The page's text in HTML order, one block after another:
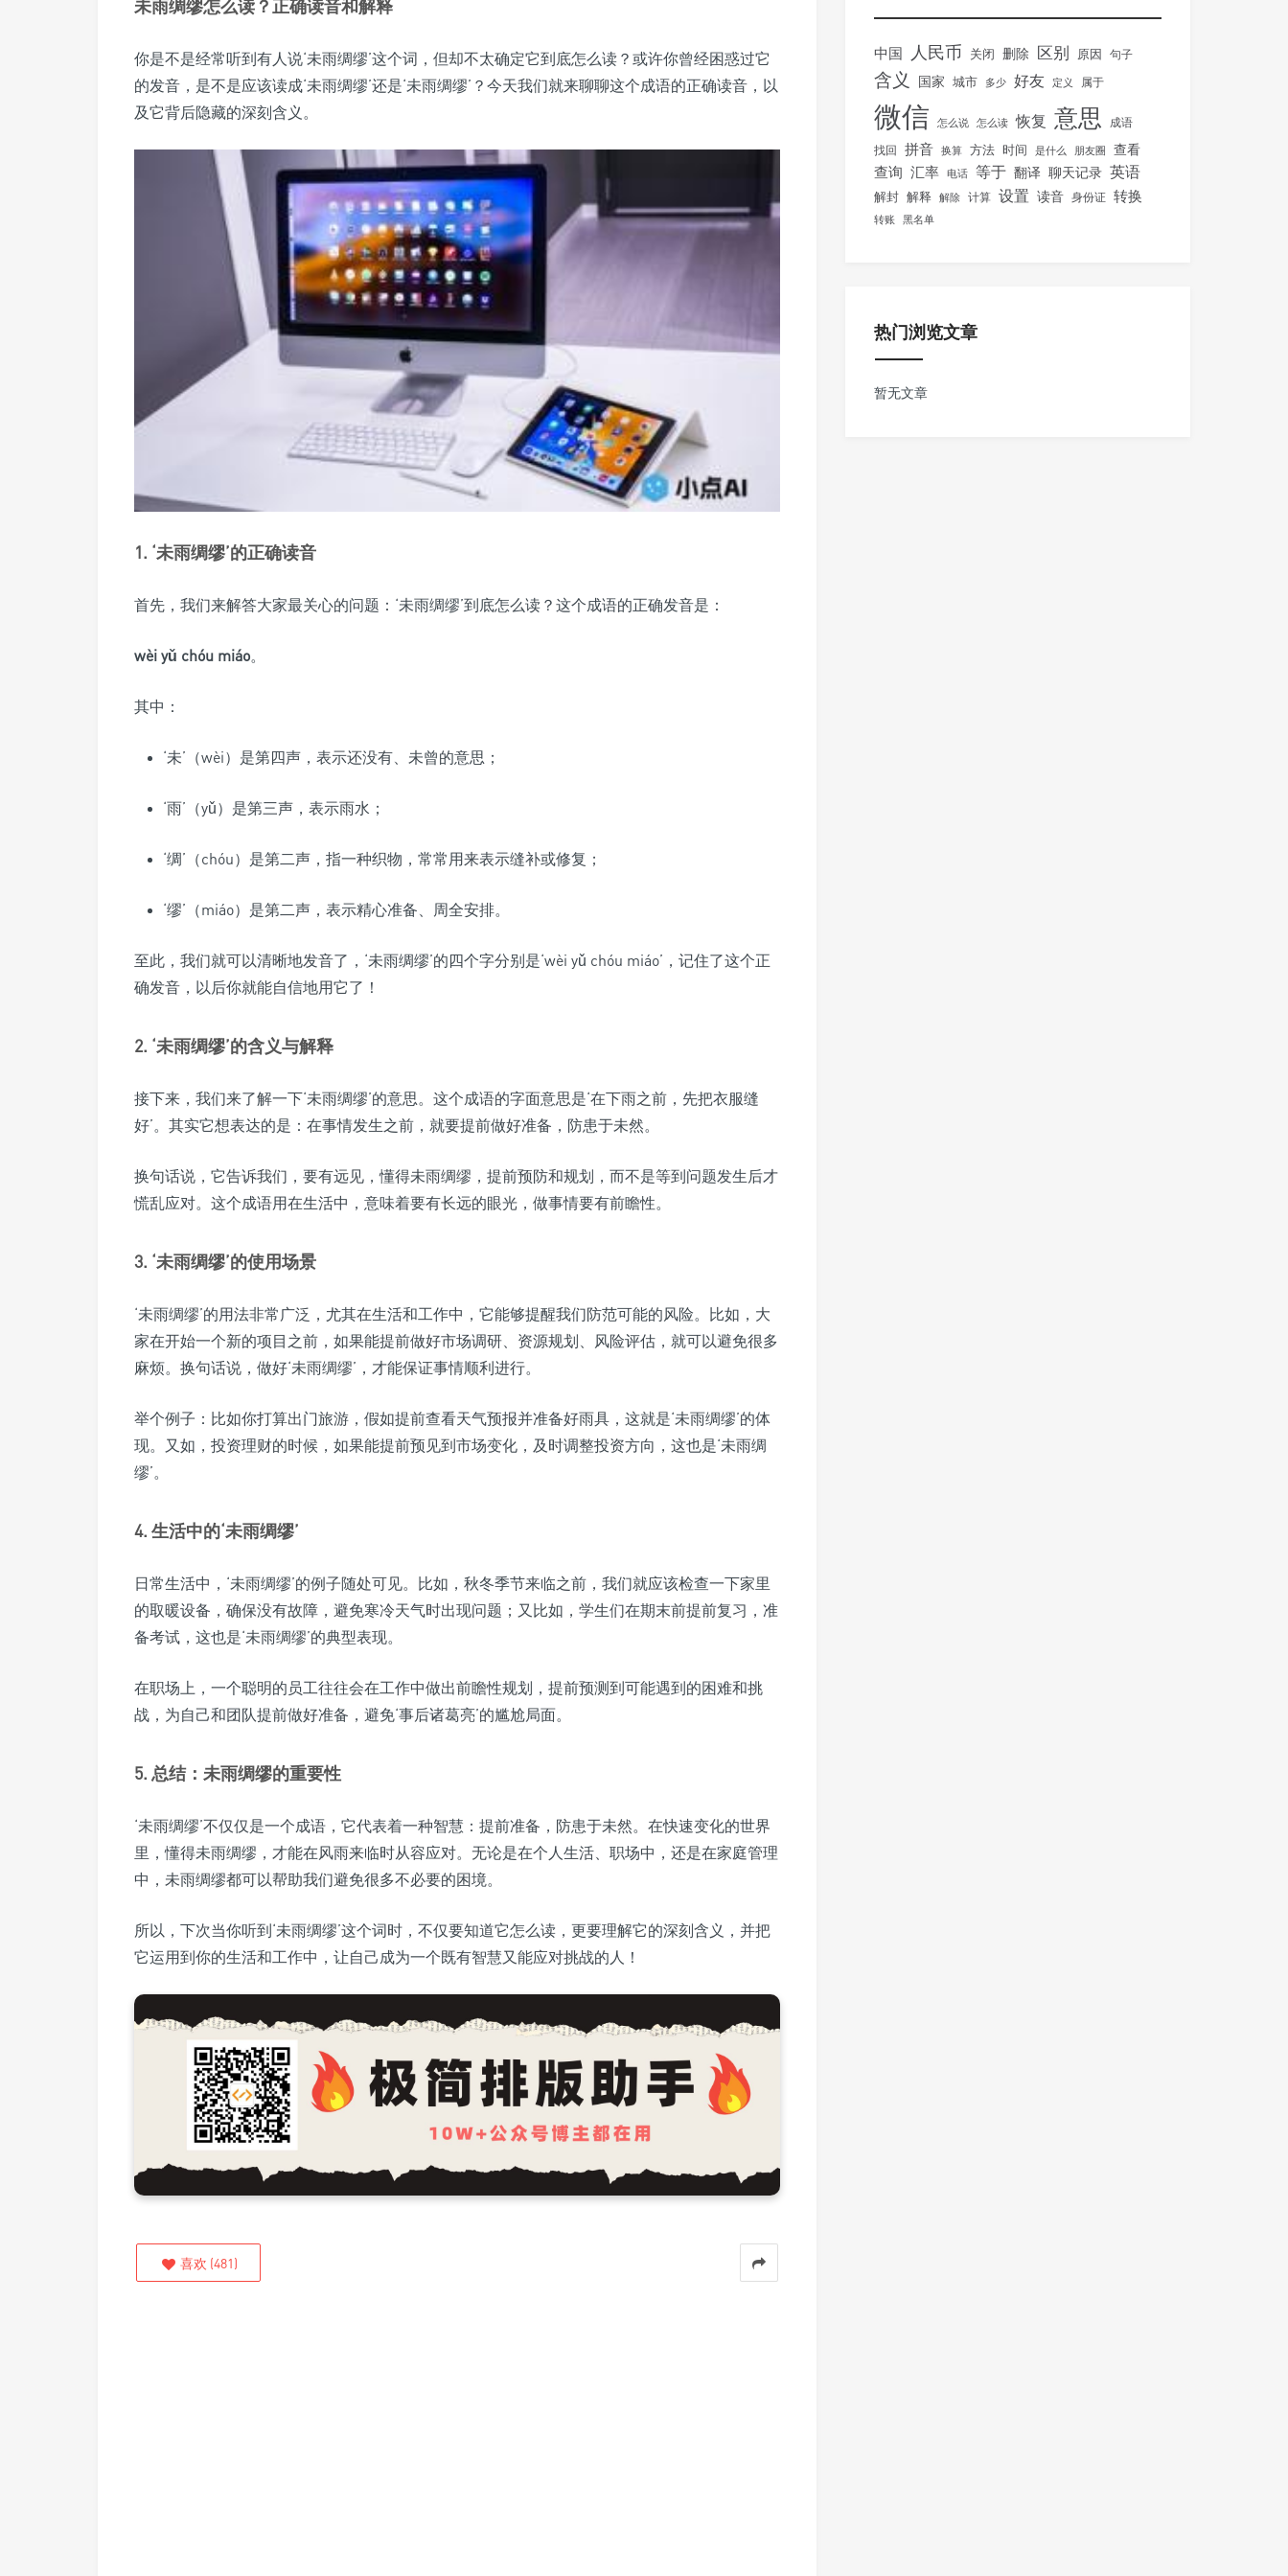
未雨绸缪怎么读？正确读音和解释
你是不是经常听到有人说‘未雨绸缪’这个词，但却不太确定它到底怎么读？或许你曾经困惑过它
的发音，是不是应该读成‘未雨绸缪’还是‘未雨绸缪’？今天我们就来聊聊这个成语的正确读音，以
及它背后隐藏的深刻含义。
1. ‘未雨绸缪’的正确读音
首先，我们来解答大家最关心的问题：‘未雨绸缪’到底怎么读？这个成语的正确发音是：
wèi yǔ chóu miáo。
其中：
‘未’（wèi）是第四声，表示还没有、未曾的意思；
‘雨’（yǔ）是第三声，表示雨水；
‘绸’（chóu）是第二声，指一种织物，常常用来表示缝补或修复；
‘缪’（miáo）是第二声，表示精心准备、周全安排。
至此，我们就可以清晰地发音了，‘未雨绸缪’的四个字分别是‘wèi yǔ chóu miáo’，记住了这个正
确发音，以后你就能自信地用它了！
2. ‘未雨绸缪’的含义与解释
接下来，我们来了解一下‘未雨绸缪’的意思。这个成语的字面意思是‘在下雨之前，先把衣服缝
好’。其实它想表达的是：在事情发生之前，就要提前做好准备，防患于未然。
换句话说，它告诉我们，要有远见，懂得未雨绸缪，提前预防和规划，而不是等到问题发生后才
慌乱应对。这个成语用在生活中，意味着要有长远的眼光，做事情要有前瞻性。
3. ‘未雨绸缪’的使用场景
‘未雨绸缪’的用法非常广泛，尤其在生活和工作中，它能够提醒我们防范可能的风险。比如，大
家在开始一个新的项目之前，如果能提前做好市场调研、资源规划、风险评估，就可以避免很多
麻烦。换句话说，做好‘未雨绸缪’，才能保证事情顺利进行。
举个例子：比如你打算出门旅游，假如提前查看天气预报并准备好雨具，这就是‘未雨绸缪’的体
现。又如，投资理财的时候，如果能提前预见到市场变化，及时调整投资方向，这也是‘未雨绸
缪’。
4. 生活中的‘未雨绸缪’
日常生活中，‘未雨绸缪’的例子随处可见。比如，秋冬季节来临之前，我们就应该检查一下家里
的取暖设备，确保没有故障，避免寒冷天气时出现问题；又比如，学生们在期末前提前复习，准
备考试，这也是‘未雨绸缪’的典型表现。
在职场上，一个聪明的员工往往会在工作中做出前瞻性规划，提前预测到可能遇到的困难和挑
战，为自己和团队提前做好准备，避免‘事后诸葛亮’的尴尬局面。
5. 总结：未雨绸缪的重要性
‘未雨绸缪’不仅仅是一个成语，它代表着一种智慧：提前准备，防患于未然。在快速变化的世界
里，懂得未雨绸缪，才能在风雨来临时从容应对。无论是在个人生活、职场中，还是在家庭管理
中，未雨绸缪都可以帮助我们避免很多不必要的困境。
所以，下次当你听到‘未雨绸缪’这个词时，不仅要知道它怎么读，更要理解它的深刻含义，并把
它运用到你的生活和工作中，让自己成为一个既有智慧又能应对挑战的人！
喜欢 (481)
中国 人民币 关闭 删除 区别 原因 句子
含义 国家 城市 多少 好友 定义 属于
微信 怎么说 怎么读 恢复 意思 成语
找回 拼音 换算 方法 时间 是什么 朋友圈 查看
查询 汇率 电话 等于 翻译 聊天记录 英语
解封 解释 解除 计算 设置 读音 身份证 转换
转账 黑名单
热门浏览文章
暂无文章